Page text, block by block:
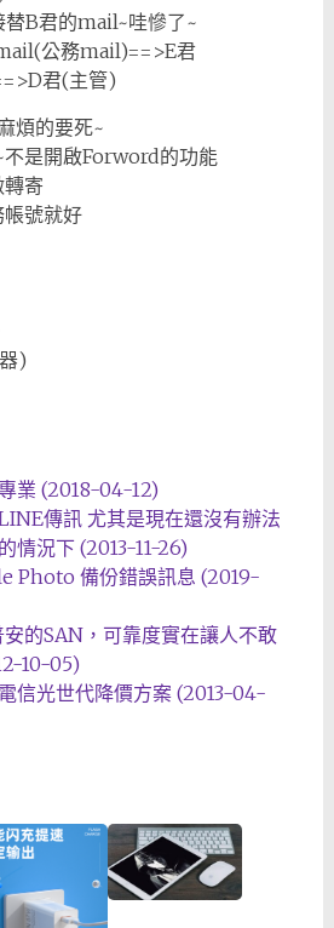
B君的mail~哇慘了~
公務mail)==>E君
君(主管)
煩的要死~
不是開啟Forword的功能
寄
號就好
)
業 (2018-04-12)
傳訊 尤其是現在還沒有辦法
情況下 (2013-11-26)
Photo 備份錯誤訊息 (2019-
的SAN，可靠度實在讓人不敢
10-05)
信光世代降價方案 (2013-04-